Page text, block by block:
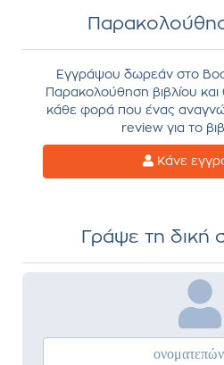
Εγγράψου δωρεάν στο
Παρακολούθηση βιβλίου
κάθε φορά που ένας
review για το
Κάνε
Γράψε τη δική